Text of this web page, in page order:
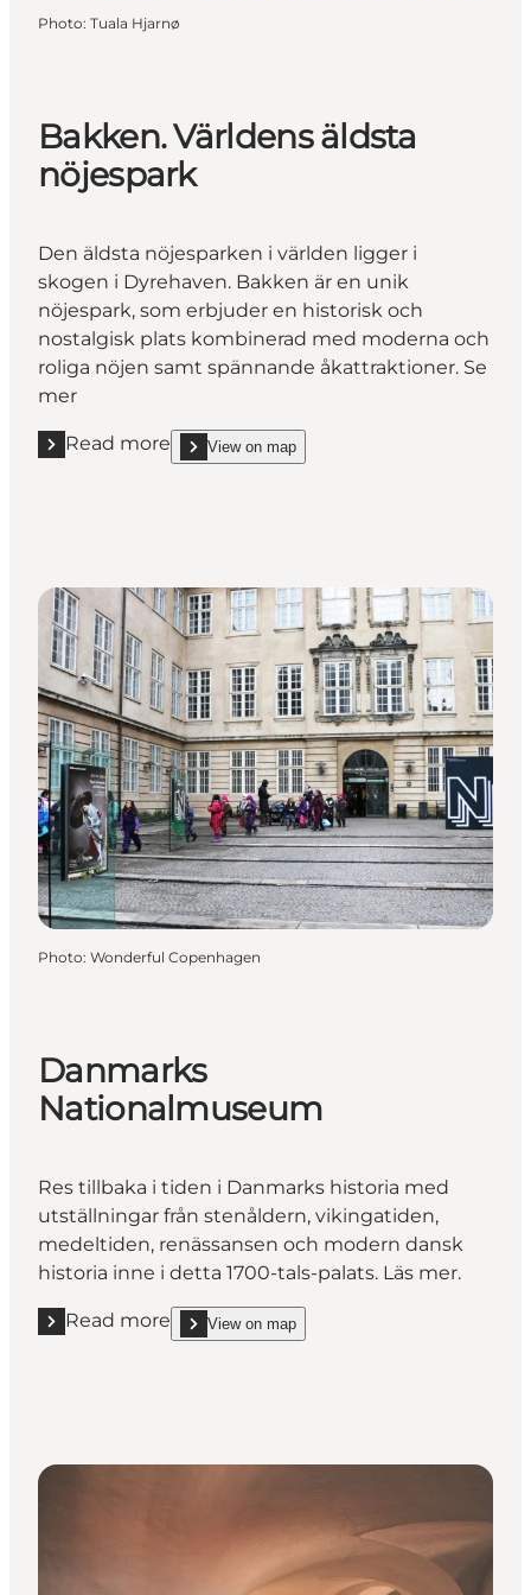
Photo: Tuala Hjarnø
Bakken. Världens äldsta
nöjespark
Den äldsta nöjesparken i världen ligger i
skogen i Dyrehaven. Bakken är en unik
nöjespark, som erbjuder en historisk och
nostalgisk plats kombinerad med moderna och
roliga nöjen samt spännande åkattraktioner. Se
mer
Read more
Read more "Bakken. Världens äldsta nöjespark"
View on map
show Bakken. Världens äldsta nöjespark on_map
Photo: Wonderful Copenhagen
Danmarks
Nationalmuseum
Res tillbaka i tiden i Danmarks historia med
utställningar från stenåldern, vikingatiden,
medeltiden, renässansen och modern dansk
historia inne i detta 1700-tals-palats. Läs mer.
Read more
Read more "Danmarks Nationalmuseum"
View on map
show Danmarks Nationalmuseum on_map